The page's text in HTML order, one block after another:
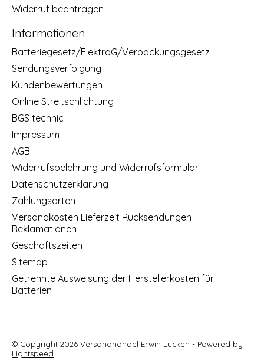
Widerruf beantragen
Informationen
Batteriegesetz/ElektroG/Verpackungsgesetz
Sendungsverfolgung
Kundenbewertungen
Online Streitschlichtung
BGS technic
Impressum
AGB
Widerrufsbelehrung und Widerrufsformular
Datenschutzerklärung
Zahlungsarten
Versandkosten Lieferzeit Rücksendungen
Reklamationen
Geschäftszeiten
Sitemap
Getrennte Ausweisung der Herstellerkosten für
Batterien
© Copyright 2026 Versandhandel Erwin Lücken - Powered by
Lightspeed